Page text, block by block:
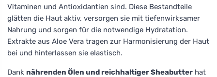
Vitaminen und Antioxidantien sind. Diese Bestandteile
glätten die Haut aktiv, versorgen sie mit tiefenwirksamer
Nahrung und sorgen für die notwendige Hydratation.
Extrakte aus Aloe Vera tragen zur Harmonisierung der Haut
bei und hinterlassen sie elastisch.
Dank nährenden Ölen und reichhaltiger Sheabutter hat